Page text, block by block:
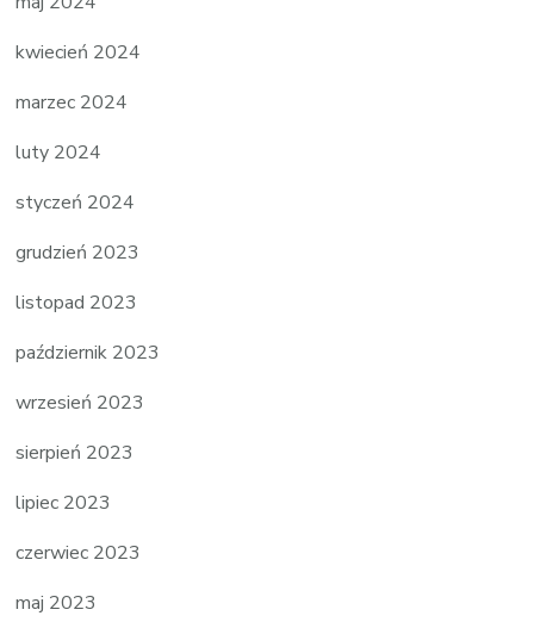
kwiecień 2024
marzec 2024
luty 2024
styczeń 2024
grudzień 2023
listopad 2023
październik 2023
wrzesień 2023
sierpień 2023
lipiec 2023
czerwiec 2023
maj 2023